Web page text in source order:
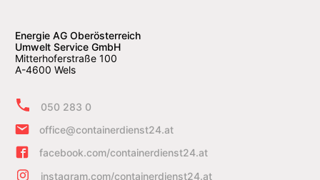
Energie AG Oberösterreich
Umwelt Service GmbH
Mitterhoferstraße 100
A-4600 Wels
050 283 0
office@containerdienst24.at
facebook.com/containerdienst24.at
instagram.com/containerdienst24.at